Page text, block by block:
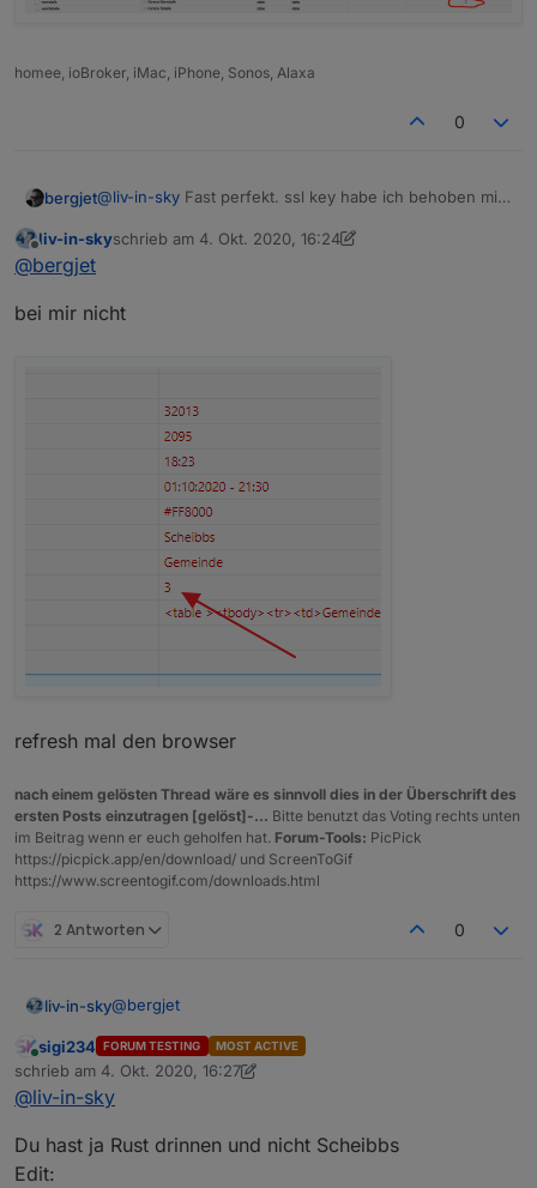
homee, ioBroker, iMac, iPhone, Sonos, Alaxa
0
bergjet@liv-in-sky Fast perfekt. ssl key habe ich behoben mit
Aber
Der Datenpunkt zeigt jedoch Warnstufe 2
Offline
liv-in-skyschrieb am 4. Okt. 2020, 16:24
zuletzt editiert von liv-in-sky10. Apr. 2020, 18:27
@bergjet
bei mir nicht
refresh mal den browser
nach einem gelösten Thread wäre es sinnvoll dies in der Überschrift des
ersten Posts einzutragen [gelöst]-... Bitte benutzt das Voting rechts unten
im Beitrag wenn er euch geholfen hat. Forum-Tools: PicPick
https://picpick.app/en/download/ und ScreenToGif
https://www.screentogif.com/downloads.html
2 Antworten 0
liv-in-sky@bergjet
bei mir nicht
Online
sigi234 FORUM TESTING MOST ACTIVE
schrieb am 4. Okt. 2020, 16:27
zuletzt editiert von sigi23410. Apr. 2020, 18:29
@liv-in-sky
Du hast ja Rust drinnen und nicht Scheibbs
Edit: